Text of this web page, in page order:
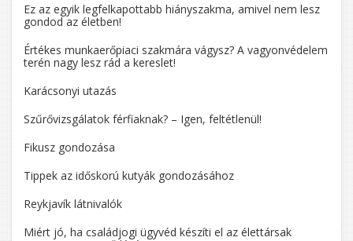
Ez az egyik legfelkapottabb hiányszakma, amivel nem lesz
gondod az életben!
Értékes munkaerőpiaci szakmára vágysz? A vagyonvédelem
terén nagy lesz rád a kereslet!
Karácsonyi utazás
Szűrővizsgálatok férfiaknak? – Igen, feltétlenül!
Fikusz gondozása
Tippek az időskorú kutyák gondozásához
Reykjavík látnivalók
Miért jó, ha családjogi ügyvéd készíti el az élettársak